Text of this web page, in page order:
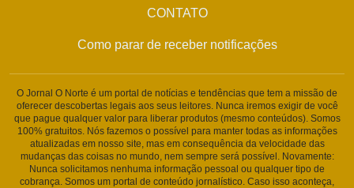
CONTATO
Como parar de receber notificações
O Jornal O Norte é um portal de notícias e tendências que tem a missão de
oferecer descobertas legais aos seus leitores. Nunca iremos exigir de você
que pague qualquer valor para liberar produtos (mesmo conteúdos). Somos
100% gratuitos. Nós fazemos o possível para manter todas as informações
atualizadas em nosso site, mas em consequência da velocidade das
mudanças das coisas no mundo, nem sempre será possível. Novamente:
Nunca solicitamos nenhuma informação pessoal ou qualquer tipo de
cobrança. Somos um portal de conteúdo jornalístico. Caso isso aconteça,